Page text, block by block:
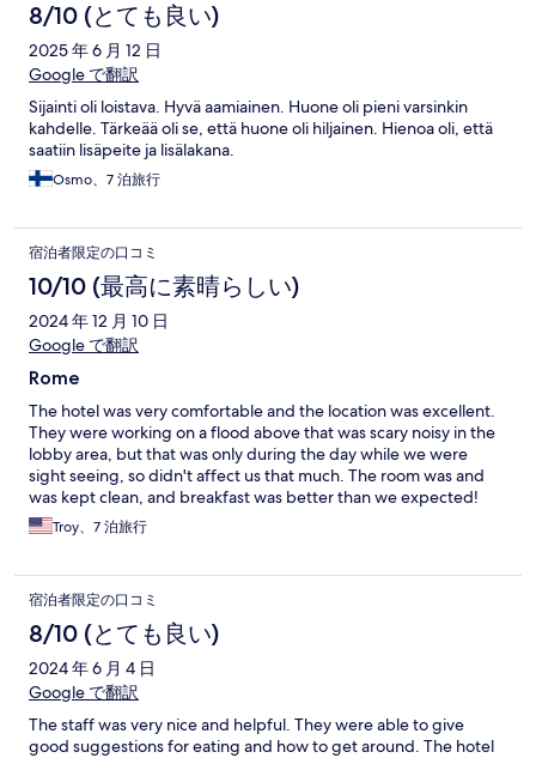
8/10 (とても良い)
2025 年 6 月 12 日
Google で翻訳
Sijainti oli loistava. Hyvä aamiainen. Huone oli pieni varsinkin
kahdelle. Tärkeää oli se, että huone oli hiljainen. Hienoa oli, että
saatiin lisäpeite ja lisälakana.
Osmo、7 泊旅行
宿泊者限定の口コミ
10/10 (最高に素晴らしい)
2024 年 12 月 10 日
Google で翻訳
Rome
The hotel was very comfortable and the location was excellent.
They were working on a flood above that was scary noisy in the
lobby area, but that was only during the day while we were
sight seeing, so didn't affect us that much. The room was and
was kept clean, and breakfast was better than we expected!
The front desk staff were AWESOME!
Troy、7 泊旅行
宿泊者限定の口コミ
8/10 (とても良い)
2024 年 6 月 4 日
Google で翻訳
The staff was very nice and helpful. They were able to give
good suggestions for eating and how to get around. The hotel